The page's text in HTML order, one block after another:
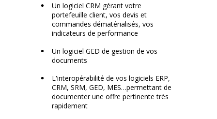
Un logiciel CRM gérant votre
portefeuille client, vos devis et
commandes dématérialisés, vos
indicateurs de performance
Un logiciel GED de gestion de vos
documents
L'interopérabilité de vos logiciels ERP,
CRM, SRM, GED, MES…permettant de
documenter une offre pertinente très
rapidement